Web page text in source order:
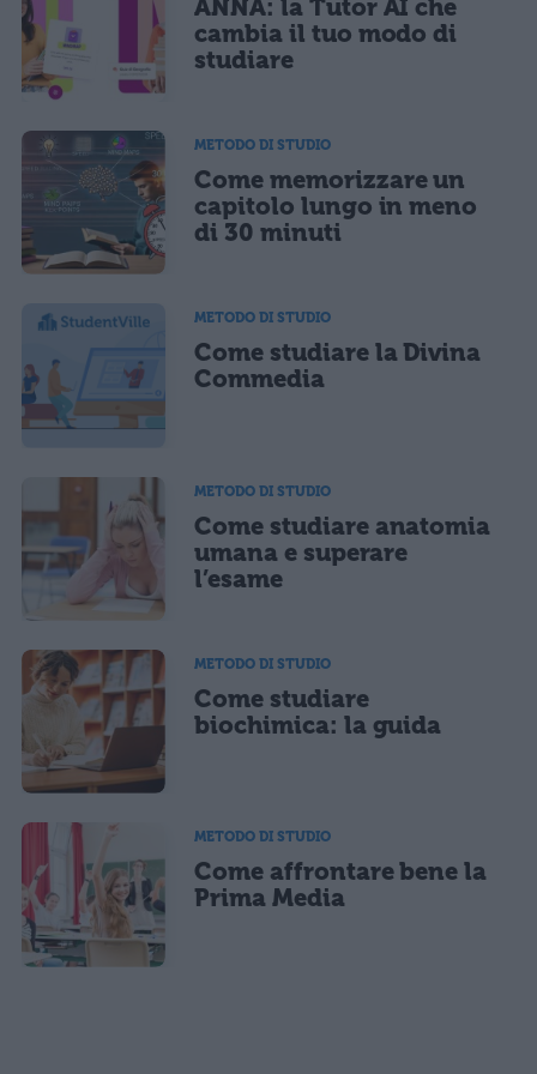
ANNA: la Tutor AI che
cambia il tuo modo di
studiare
METODO DI STUDIO
Come memorizzare un
capitolo lungo in meno
di 30 minuti
METODO DI STUDIO
Come studiare la Divina
Commedia
METODO DI STUDIO
Come studiare anatomia
umana e superare
l’esame
METODO DI STUDIO
Come studiare
biochimica: la guida
METODO DI STUDIO
Come affrontare bene la
Prima Media